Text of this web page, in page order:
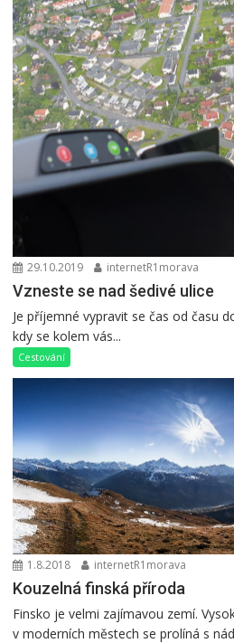
29.10.2019 internetR1morava
Vzneste se nad šedivé ulice
Je příjemné vypravit se čas od času
kdy se kolem vás...
Cestování
1.8.2018 internetR1morava
Kouzelná finská příroda
Finsko je velmi zajímavou zemí.
v moderních městech se prolíná s